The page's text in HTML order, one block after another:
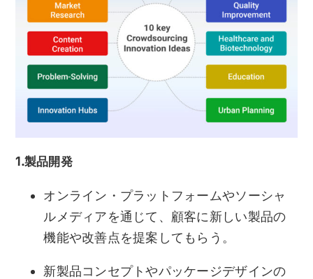
1.製品開発
オンライン・プラットフォームやソーシャ
ルメディアを通じて、顧客に新しい製品の
機能や改善点を提案してもらう。
新製品コンセプトやパッケージデザインの